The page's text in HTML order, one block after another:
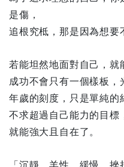
是傷，
追根究柢，那是因為想要
若能坦然地面對自己，
成功不會只有一個樣板，
年歲的刻度，只是單純的
不求超過自己能力的目標
就能強大且自在了。